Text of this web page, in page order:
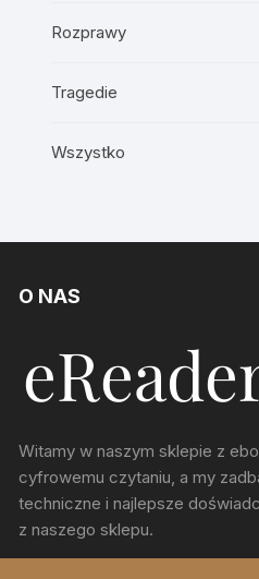
Rozprawy
Tragedie
Wszystko
O NAS
Witamy w naszym sklepie z
cyfrowemu czytaniu, a my
techniczne i najlepsze
z naszego sklepu.